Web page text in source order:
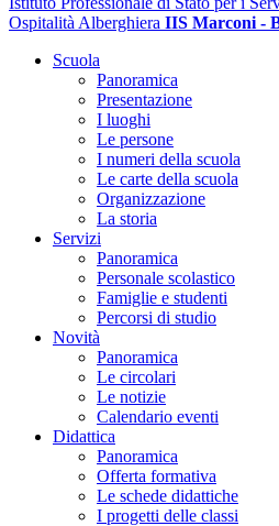
Ospitalità Alberghiera IIS Marconi -
Scuola
Panoramica
Presentazione
I luoghi
Le persone
I numeri della scuola
Le carte della scuola
Organizzazione
La storia
Servizi
Panoramica
Personale scolastico
Famiglie e studenti
Percorsi di studio
Novità
Panoramica
Le circolari
Le notizie
Calendario eventi
Didattica
Panoramica
Offerta formativa
Le schede didattiche
I progetti delle classi